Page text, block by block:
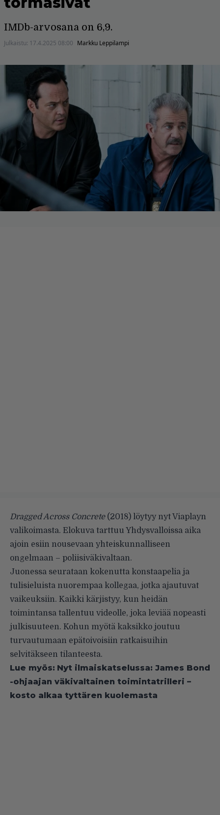
IMDb-arvosana on 6,9.
Julkaistu: 17.4.2025 08:00 Markku Leppilampi
Dragged Across Concrete(2018) löytyy nyt Viaplayn
valikoimasta. Elokuva tarttuu Yhdysvalloissa aika
ajoin esiin nousevaan yhteiskunnalliseen
ongelmaan – poliisiväkivaltaan.
Juonessa seurataan kokenutta konstaapelia ja
tulisieluista nuorempaa kollegaa, jotka ajautuvat
vaikeuksiin. Kaikki kärjistyy, kun heidän
toimintansa tallentuu videolle, joka leviää nopeasti
julkisuuteen. Kohun myötä kaksikko joutuu
turvautumaan epätoivoisiin ratkaisuihin
selvitäkseen tilanteesta.
Lue myös: Nyt ilmaiskatselussa: James Bond
-ohjaajan väkivaltainen toimintatrilleri –
kosto alkaa tyttären kuolemasta